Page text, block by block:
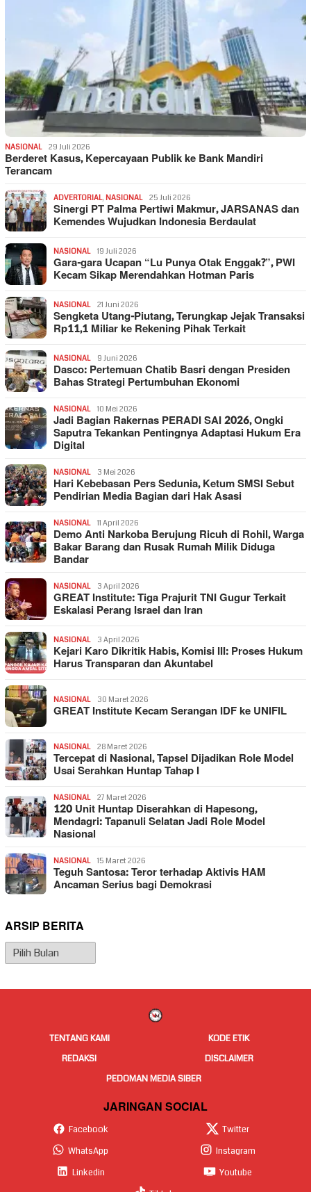
NASIONAL 29 Juli 2026
Berderet Kasus, Kepercayaan Publik ke Bank Mandiri
Terancam
ADVERTORIAL, NASIONAL 25 Juli 2026
Sinergi PT Palma Pertiwi Makmur, JARSANAS dan
Kemendes Wujudkan Indonesia Berdaulat
NASIONAL 19 Juli 2026
Gara-gara Ucapan “Lu Punya Otak Enggak?”, PWI
Kecam Sikap Merendahkan Hotman Paris
NASIONAL 21 Juni 2026
Sengketa Utang-Piutang, Terungkap Jejak Transaksi
Rp11,1 Miliar ke Rekening Pihak Terkait
NASIONAL 9 Juni 2026
Dasco: Pertemuan Chatib Basri dengan Presiden
Bahas Strategi Pertumbuhan Ekonomi
NASIONAL 10 Mei 2026
Jadi Bagian Rakernas PERADI SAI 2026, Ongki
Saputra Tekankan Pentingnya Adaptasi Hukum Era
Digital
NASIONAL 3 Mei 2026
Hari Kebebasan Pers Sedunia, Ketum SMSI Sebut
Pendirian Media Bagian dari Hak Asasi
NASIONAL 11 April 2026
Demo Anti Narkoba Berujung Ricuh di Rohil, Warga
Bakar Barang dan Rusak Rumah Milik Diduga
Bandar
NASIONAL 3 April 2026
GREAT Institute: Tiga Prajurit TNI Gugur Terkait
Eskalasi Perang Israel dan Iran
NASIONAL 3 April 2026
Kejari Karo Dikritik Habis, Komisi III: Proses Hukum
Harus Transparan dan Akuntabel
NASIONAL 30 Maret 2026
GREAT Institute Kecam Serangan IDF ke UNIFIL
NASIONAL 28 Maret 2026
Tercepat di Nasional, Tapsel Dijadikan Role Model
Usai Serahkan Huntap Tahap I
NASIONAL 27 Maret 2026
120 Unit Huntap Diserahkan di Hapesong,
Mendagri: Tapanuli Selatan Jadi Role Model
Nasional
NASIONAL 15 Maret 2026
Teguh Santosa: Teror terhadap Aktivis HAM
Ancaman Serius bagi Demokrasi
ARSIP BERITA
Arsip
Berita
TENTANG KAMI
KODE ETIK
REDAKSI
DISCLAIMER
PEDOMAN MEDIA SIBER
JARINGAN SOCIAL
Facebook
Twitter
WhatsApp
Instagram
Linkedin
Youtube